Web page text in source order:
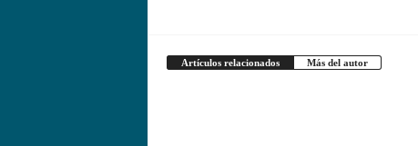
Artículos relacionados Más del autor